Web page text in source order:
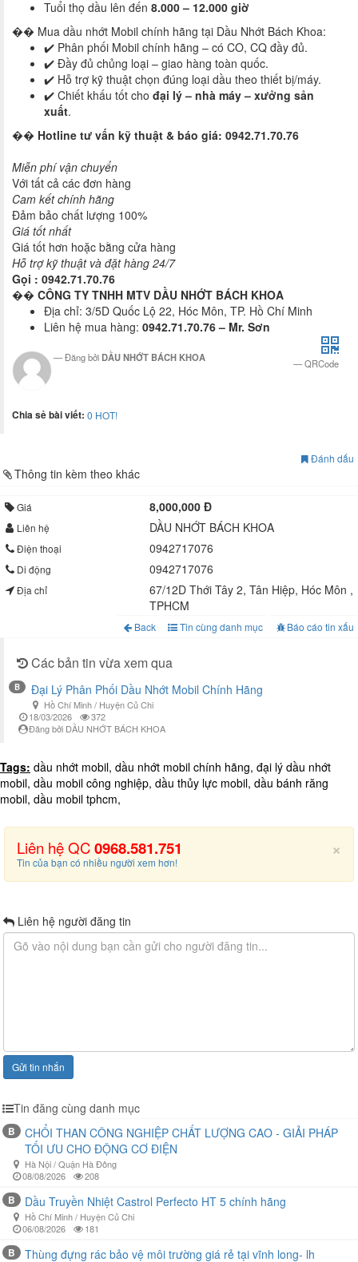
Tuổi thọ dầu lên đến 8.000 – 12.000 giờ
�� Mua dầu nhớt Mobil chính hãng tại Dầu Nhớt Bách Khoa:
✔️ Phân phối Mobil chính hãng – có CO, CQ đầy đủ.
✔️ Đầy đủ chủng loại – giao hàng toàn quốc.
✔️ Hỗ trợ kỹ thuật chọn đúng loại dầu theo thiết bị/máy.
✔️ Chiết khấu tốt cho đại lý – nhà máy – xưởng sản
xuất.
�� Hotline tư vấn kỹ thuật & báo giá: 0942.71.70.76
Miễn phí vận chuyển
Với tất cả các đơn hàng
Cam kết chính hãng
Đảm bảo chất lượng 100%
Giá tốt nhất
Giá tốt hơn hoặc bằng cửa hàng
Hỗ trợ kỹ thuật và đặt hàng 24/7
Gọi : 0942.71.70.76
�� CÔNG TY TNHH MTV DẦU NHỚT BÁCH KHOA
Địa chỉ: 3/5D Quốc Lộ 22, Hóc Môn, TP. Hồ Chí Minh
Liên hệ mua hàng: 0942.71.70.76 – Mr. Sơn
QRCode
Đăng bởi DẦU NHỚT BÁCH KHOA
Chia sẻ bài viết: 0 HOT!
Đánh dấu
Thông tin kèm theo khác
Giá 8,000,000 Đ
Liên hệ DẦU NHỚT BÁCH KHOA
Điện thoại 0942717076
Di động 0942717076
Địa chỉ
67/12D Thới Tây 2, Tân Hiệp, Hóc Môn ,
TPHCM
Back Tin cùng danh mục Báo cáo tin xấu
Các bản tin vừa xem qua
B Đại Lý Phân Phối Dầu Nhớt Mobil Chính Hãng
Hồ Chí Minh / Huyện Củ Chi
18/03/2026
372
Đăng bởi DẦU NHỚT BÁCH KHOA
Tags: dầu nhớt mobil, dầu nhớt mobil chính hãng, đại lý dầu nhớt
mobil, dầu mobil công nghiệp, dầu thủy lực mobil, dầu bánh răng
mobil, dầu mobil tphcm,
×
Liên hệ QC0968.581.751
Tin của bạn có nhiều người xem hơn!
Liên hệ người đăng tin
Gửi tin nhắn
Tin đăng cùng danh mục
B
CHỔI THAN CÔNG NGHIỆP CHẤT LƯỢNG CAO - GIẢI PHÁP
TỐI ƯU CHO ĐỘNG CƠ ĐIỆN
Hà Nội / Quận Hà Đông
08/08/2026
208
B Dầu Truyền Nhiệt Castrol Perfecto HT 5 chính hãng
Hồ Chí Minh / Huyện Củ Chi
06/08/2026
181
B
Thùng đựng rác bảo vệ môi trường giá rẻ tại vĩnh long- lh